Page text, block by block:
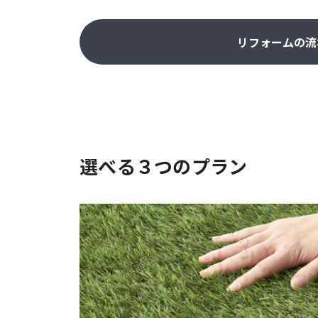
リフォームの
選べる３つのプラン